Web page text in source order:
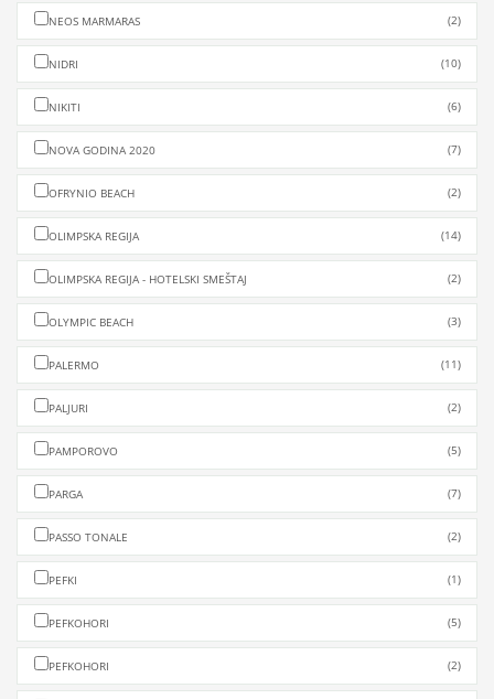
NEOS MARMARAS (2)
NIDRI (10)
NIKITI (6)
NOVA GODINA 2020 (7)
OFRYNIO BEACH (2)
OLIMPSKA REGIJA (14)
OLIMPSKA REGIJA - HOTELSKI SMEŠTAJ (2)
OLYMPIC BEACH (3)
PALERMO (11)
PALJURI (2)
PAMPOROVO (5)
PARGA (7)
PASSO TONALE (2)
PEFKI (1)
PEFKOHORI (5)
PEFKOHORI (2)